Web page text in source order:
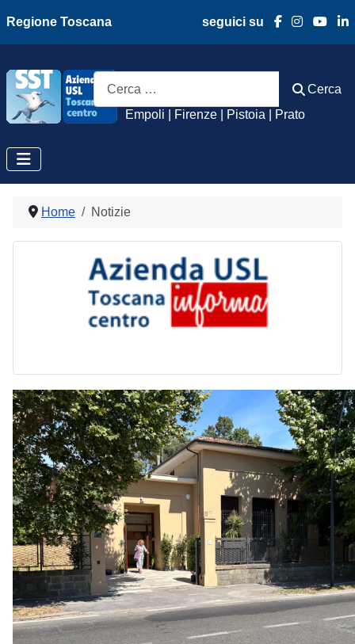
Regione Toscana seguici su
Azienda Usl
Empoli | Firenze | Pistoia | Prato
Cerca
Cerca
Home Notizie